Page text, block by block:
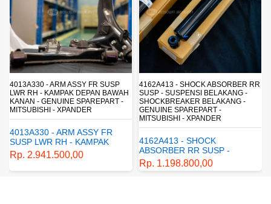
4013A330 - ARM ASSY FR SUSP
LWR RH - KAMPAK DEPAN BAWAH
KANAN - GENUINE SPAREPART -
MITSUBISHI - XPANDER
4013A330 - ARM ASSY FR
SUSP LWR RH - KAMPAK
DEPAN BAWAH KANAN -
GENUINE SPAREPART -
MITSUBISHI - XPANDER
Rp. 2.941.500,00
4162A413 - SHOCK ABSORBER RR
SUSP - SUSPENSI BELAKANG -
SHOCKBREAKER BELAKANG -
GENUINE SPAREPART -
MITSUBISHI - XPANDER
4162A413 - SHOCK
ABSORBER RR SUSP -
SUSPENSI BELAKANG -
SHOCKBREAKER BELAKANG
Rp. 1.198.800,00